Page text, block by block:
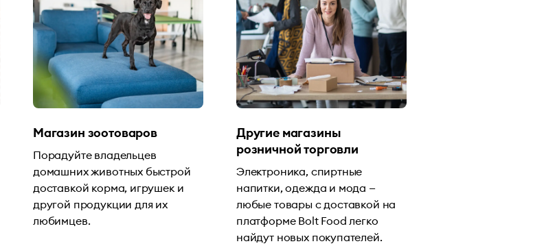
Магазин зоотоваров
Порадуйте владельцев
домашних животных быстрой
доставкой корма, игрушек и
другой продукции для их
любимцев.
Другие магазины
розничной торговли
Электроника, спиртные
напитки, одежда и мода —
любые товары с доставкой на
платформе Bolt Food легко
найдут новых покупателей.